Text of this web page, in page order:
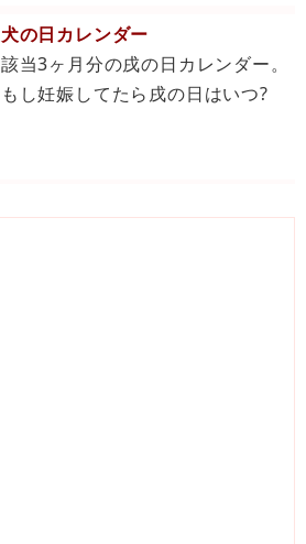
犬の日カレンダー
該当3ヶ月分の戌の日カレンダー。
もし妊娠してたら戌の日はいつ?